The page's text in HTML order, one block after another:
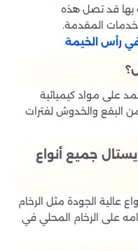
بها قد تصل هذه
المقدمة.
رأس الخيمة
على مواد كيميائية
البقع والخدوش لفترات
جميع أنواع
عالية الجودة مثل الرخام
على الرخام المحلي في